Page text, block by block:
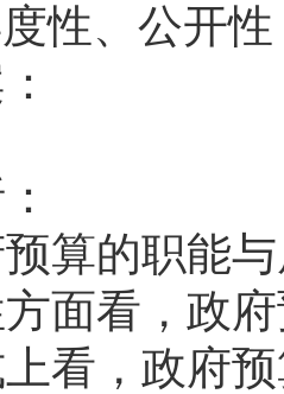
性、公开性
算的职能
面看，政
看，政府